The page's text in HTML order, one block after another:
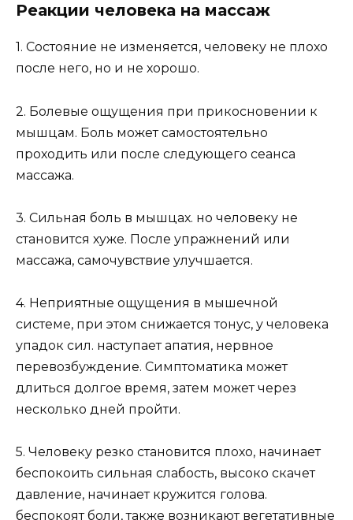
Реакции человека на массаж
1. Состояние не изменяется, человеку не плохо
после него, но и не хорошо.
2. Болевые ощущения при прикосновении к
мышцам. Боль может самостоятельно
проходить или после следующего сеанса
массажа.
3. Сильная боль в мышцах. но человеку не
становится хуже. После упражнений или
массажа, самочувствие улучшается.
4. Неприятные ощущения в мышечной
системе, при этом снижается тонус, у человека
упадок сил. наступает апатия, нервное
перевозбуждение. Симптоматика может
длиться долгое время, затем может через
несколько дней пройти.
5. Человеку резко становится плохо, начинает
беспокоить сильная слабость, высоко скачет
давление, начинает кружится голова.
беспокоят боли, также возникают вегетативные